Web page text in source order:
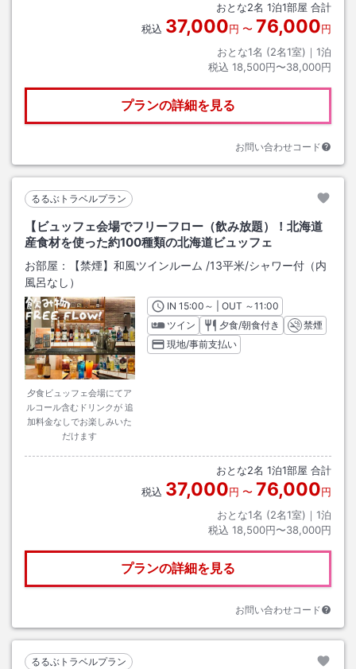
おとな2名 1泊1部屋 合計
税込 37,000円 〜 76,000円
おとな1名 (2名1室)｜ 1泊
税込 18,500円〜38,000円
プランの詳細を見る
お問い合わせコード
るるぶトラベルプラン
【ビュッフェ会場でフリーフロー（飲み放題）！北海道
産食材を使った約100種類の北海道ビュッフェ
お部屋： 【禁煙】和風ツインルーム /13平米/シャワー付（内
風呂なし）
夕食ビュッフェ会場にてア
ルコール含むドリンクが 追
加料金なしでお楽しみいた
だけます
INチェックイン
15:00 ～ | OUT チェックアウト
～11:00
ツイン
夕食/朝食付き
禁煙
現地/事前支払い
おとな2名 1泊1部屋 合計
税込 37,000円 〜 76,000円
おとな1名 (2名1室)｜ 1泊
税込 18,500円〜38,000円
プランの詳細を見る
お問い合わせコード
るるぶトラベルプラン